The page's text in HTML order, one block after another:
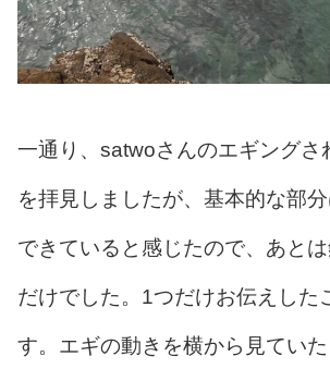
一通り、satwoさんのエギングさ
を拝見しましたが、基本的な部分
できていると感じたので、あと
だけでした。1つだけお伝えした
す。エギの動きを横から見てい